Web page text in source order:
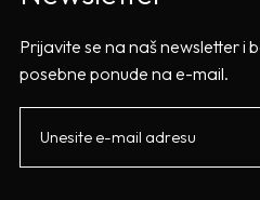
Prijavite se na naš newsletter i
posebne ponude na e-mail.